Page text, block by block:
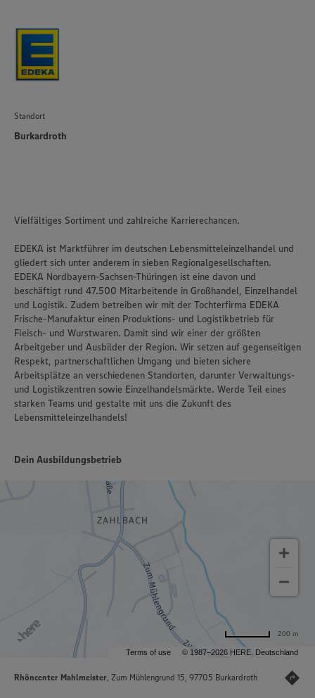
Standort
Burkardroth
Vielfältiges Sortiment und zahlreiche Karrierechancen.
EDEKA ist Marktführer im deutschen Lebensmitteleinzelhandel und
gliedert sich unter anderem in sieben Regionalgesellschaften.
EDEKA Nordbayern-Sachsen-Thüringen ist eine davon und
beschäftigt rund 47.500 Mitarbeitende in Großhandel, Einzelhandel
und Logistik. Zudem betreiben wir mit der Tochterfirma EDEKA
Frische-Manufaktur einen Produktions- und Logistikbetrieb für
Fleisch- und Wurstwaren. Damit sind wir einer der größten
Arbeitgeber und Ausbilder der Region. Wir setzen auf gegenseitigen
Respekt, partnerschaftlichen Umgang und bieten sichere
Arbeitsplätze an verschiedenen Standorten, darunter Verwaltungs-
und Logistikzentren sowie Einzelhandelsmärkte. Werde Teil eines
starken Teams und gestalte mit uns die Zukunft des
Lebensmitteleinzelhandels!
Dein Ausbildungsbetrieb
Terms of use © 1987–2026 HERE, Deutschland
200 m
Rhöncenter Mahlmeister, Zum Mühlengrund 15, 97705 Burkardroth